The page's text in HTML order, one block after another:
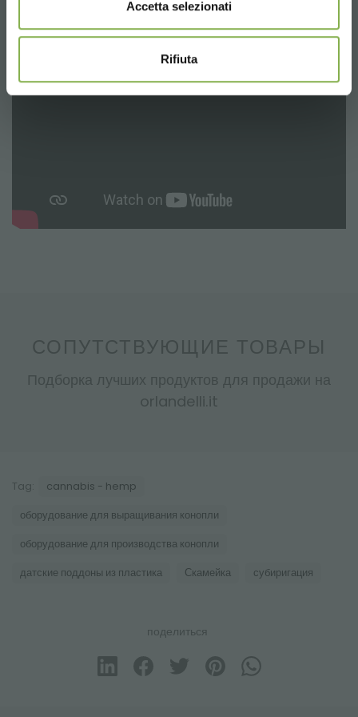
Accetta selezionati
Rifiuta
СОПУТСТВУЮЩИЕ ТОВАРЫ
Подборка лучших продуктов для продажи на
orlandelli.it
Tag: cannabis - hemp
оборудование для выращивания конопли
оборудование для производства конопли
датские поддоны из пластика Скамейка субиригация
поделиться